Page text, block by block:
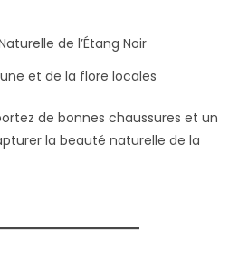
de l’Étang Noir
et de la flore locales
de bonnes chaussures et un
la beauté naturelle de la